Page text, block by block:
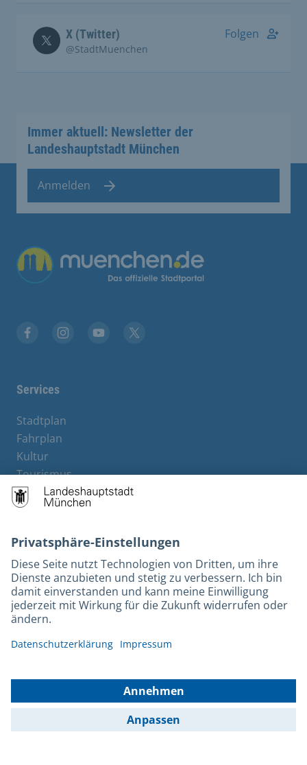
X (Twitter)
@StadtMuenchen
Folgen
Immer aktuell: Newsletter der
Landeshauptstadt München
Anmelden
Services
Stadtplan
Fahrplan
Kultur
Tourismus
M-Strom
Bürgerservice
Kontakt
Barrierefreiheit
Leichte Sprache
Gebärdensprache
Kontakt